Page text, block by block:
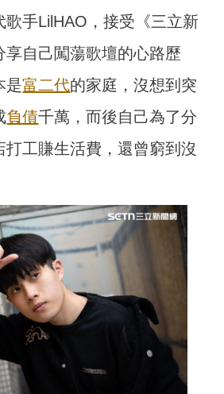
歌手LilHAO，接受《三立新
享自己闖蕩歌壇的心路歷
是富二代的家庭，沒想到突
負債千萬，而後自己為了分
工賺生活費，還曾窮到沒